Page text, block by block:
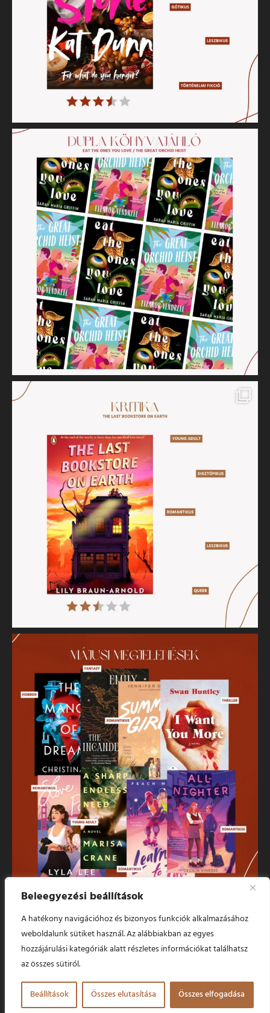
Beleegyezési beállítások
A hatékony navigációhoz és bizonyos funkciók alkalmazásához
weboldalunk sütiket használ. Az alábbiakban az egyes
hozzájárulási kategóriák alatt részletes információkat találhatsz
az összes sütiról.
Beállítások Összes elutasítása Összes elfogadása
Több betöltés
© 2024 Szapphó Sorai. Minden jog fenntartva.